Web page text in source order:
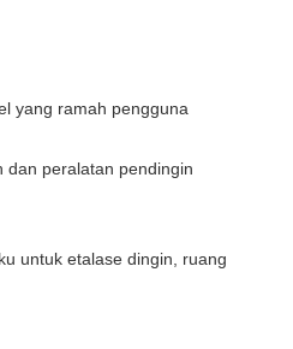
yang ramah pengguna
dan peralatan pendingin
untuk etalase dingin, ruang